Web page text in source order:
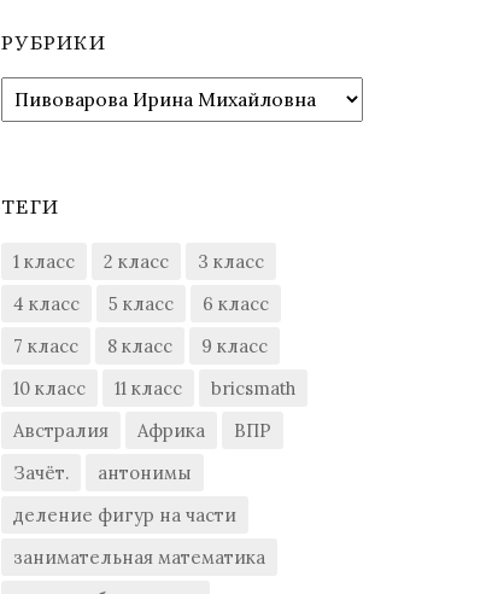
РУБРИКИ
Рубрики
ТЕГИ
1 класс 2 класс
3 класс
4 класс
5 класс
6 класс
7 класс
8 класс
9 класс
10 класс
11 класс
bricsmath
Австралия
Африка
ВПР
Зачёт.
антонимы
деление фигур на части
занимательная математика